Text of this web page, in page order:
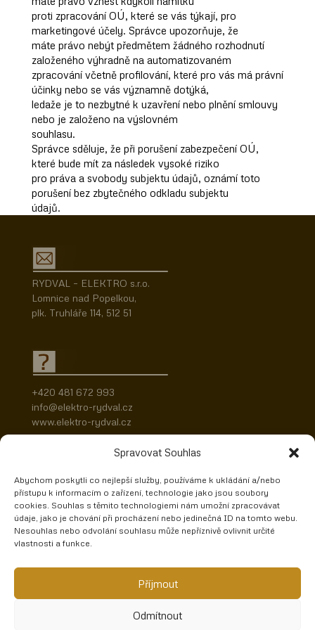
Spravovat Souhlas
Abychom poskytli co nejlepší služby, používáme k ukládání a/nebo
přístupu k informacím o zařízení, technologie jako jsou soubory
cookies. Souhlas s těmito technologiemi nám umožní zpracovávat
údaje, jako je chování při procházení nebo jedinečná ID na tomto webu.
Nesouhlas nebo odvolání souhlasu může nepříznivě ovlivnit určité
vlastnosti a funkce.
Příjmout
Odmítnout
proti zpracování OÚ, které se vás týkají, pro
marketingové účely. Správce upozorňuje, že
máte právo nebýt předmětem žádného rozhodnutí
založeného výhradně na automatizovaném
zpracování včetně profilování, které pro vás má právní
účinky nebo se vás významně dotýká,
ledaže je to nezbytné k uzavření nebo plnění smlouvy
nebo je založeno na výslovném
souhlasu.
Správce sděluje, že při porušení zabezpečení OÚ,
které bude mít za následek vysoké riziko
pro práva a svobody subjektu údajů, oznámí toto
porušení bez zbytečného odkladu subjektu
údajů.
RYDVAL – ELEKTRO s.r.o.
Lomnice nad Popelkou,
plk. Truhláře 114, 512 51
+420 481 672 993
info@elektro-rydval.cz
www.elektro-rydval.cz
Domů Elektromontáže
Geodézie
Kariéra
Výběr realizací